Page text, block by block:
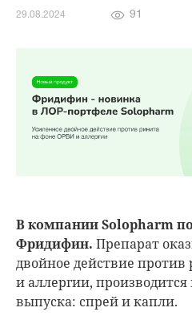
29.08.2024
Количество
91
В компании Solopharm
Фридифин. Препарат
двойное действие
и аллергии,
выпуска: спрей и капли.